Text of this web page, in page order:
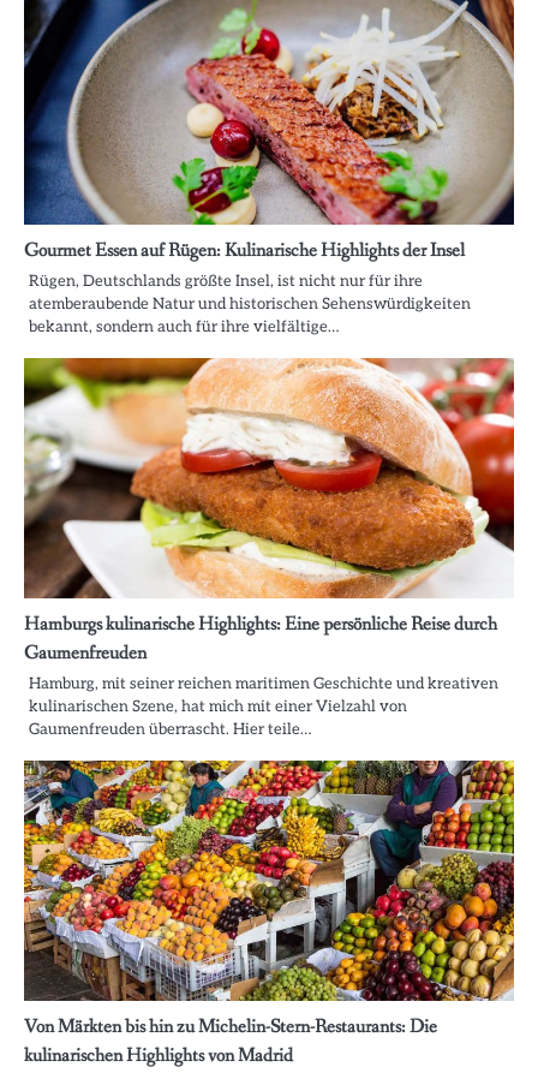
Gourmet Essen auf Rügen: Kulinarische Highlights der Insel
Rügen, Deutschlands größte Insel, ist nicht nur für ihre
atemberaubende Natur und historischen Sehenswürdigkeiten
bekannt, sondern auch für ihre vielfältige…
Hamburgs kulinarische Highlights: Eine persönliche Reise durch
Gaumenfreuden
Hamburg, mit seiner reichen maritimen Geschichte und kreativen
kulinarischen Szene, hat mich mit einer Vielzahl von
Gaumenfreuden überrascht. Hier teile…
Von Märkten bis hin zu Michelin-Stern-Restaurants: Die
kulinarischen Highlights von Madrid